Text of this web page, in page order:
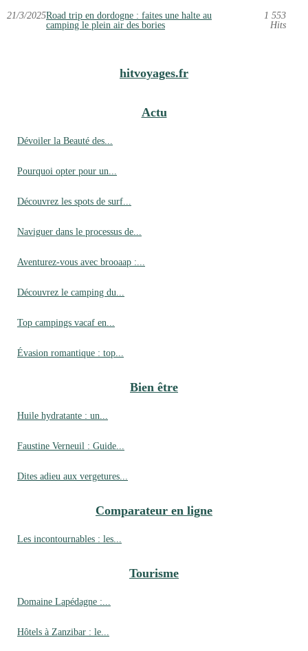
21/3/2025Road trip en dordogne : faites une halte au
camping le plein air des bories
1 553
Hits
hitvoyages.fr
Actu
Dévoiler la Beauté des...
Pourquoi opter pour un...
Découvrez les spots de surf...
Naviguer dans le processus de...
Aventurez-vous avec brooaap :...
Découvrez le camping du...
Top campings vacaf en...
Évasion romantique : top...
Bien être
Huile hydratante : un...
Faustine Verneuil : Guide...
Dites adieu aux vergetures...
Comparateur en ligne
Les incontournables : les...
Tourisme
Domaine Lapédagne :...
Hôtels à Zanzibar : le...